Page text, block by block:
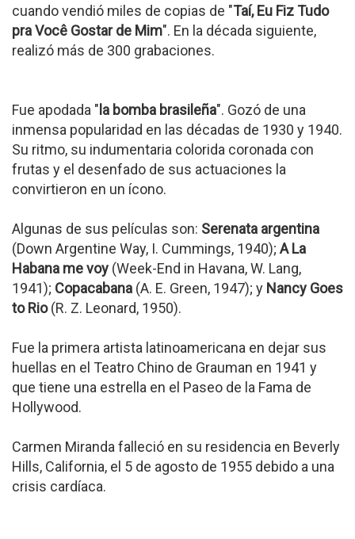
cuando vendió miles de copias de "Taí, Eu Fiz Tudo
pra Você Gostar de Mim". En la década siguiente,
realizó más de 300 grabaciones.
Fue apodada " la bomba brasileña". Gozó de una
inmensa popularidad en las décadas de 1930 y 1940.
Su ritmo, su indumentaria colorida coronada con
frutas y el desenfado de sus actuaciones la
convirtieron en un ícono.
Algunas de sus películas son: Serenata argentina
(Down Argentine Way, I. Cummings, 1940); A La
Habana me voy (Week-End in Havana, W. Lang,
1941); Copacabana (A. E. Green, 1947); y Nancy Goes
to Rio(R. Z. Leonard, 1950).
Fue la primera artista latinoamericana en dejar sus
huellas en el Teatro Chino de Grauman en 1941 y
que tiene una estrella en el Paseo de la Fama de
Hollywood.
Carmen Miranda falleció en su residencia en Beverly
Hills, California, el 5 de agosto de 1955 debido a una
crisis cardíaca.